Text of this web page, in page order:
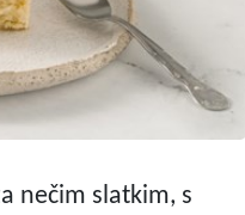
nečim slatkim, s